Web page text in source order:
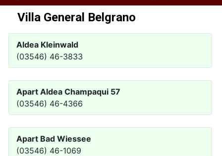
Villa General Belgrano
Aldea Kleinwald
(03546) 46-3833
Apart Aldea Champaqui 57
(03546) 46-4366
Apart Bad Wiessee
(03546) 46-1069